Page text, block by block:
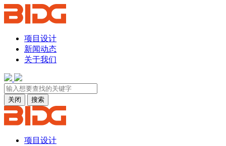
项目设计
新闻动态
关于我们
关闭 搜索
项目设计